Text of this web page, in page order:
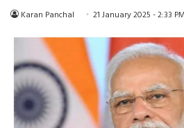
Karan Panchal 21 January 2025 - 2:33